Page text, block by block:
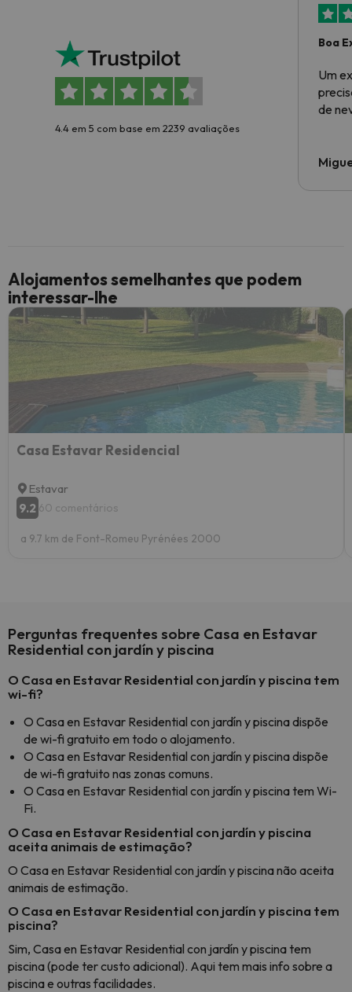
4.4 em 5 com base em 2239 avaliações
Boa
Um
de
Alojamentos semelhantes que podem
interessar-lhe
Casa Estavar Residencial
Estavar
9.2 60 comentários
a 9.7 km de Font-Romeu Pyrénées 2000
Perguntas frequentes sobre Casa en Estavar
Residential con jardín y piscina
O Casa en Estavar Residential con jardín y piscina tem
wi-fi?
O Casa en Estavar Residential con jardín y piscina dispõe
de wi-fi gratuito em todo o alojamento.
O Casa en Estavar Residential con jardín y piscina dispõe
de wi-fi gratuito nas zonas comuns.
O Casa en Estavar Residential con jardín y piscina tem Wi-
Fi.
O Casa en Estavar Residential con jardín y piscina
aceita animais de estimação?
O Casa en Estavar Residential con jardín y piscina não aceita
animais de estimação.
O Casa en Estavar Residential con jardín y piscina tem
piscina?
Sim, Casa en Estavar Residential con jardín y piscina tem
piscina (pode ter custo adicional). Aqui tem mais info sobre a
piscina e outras facilidades.